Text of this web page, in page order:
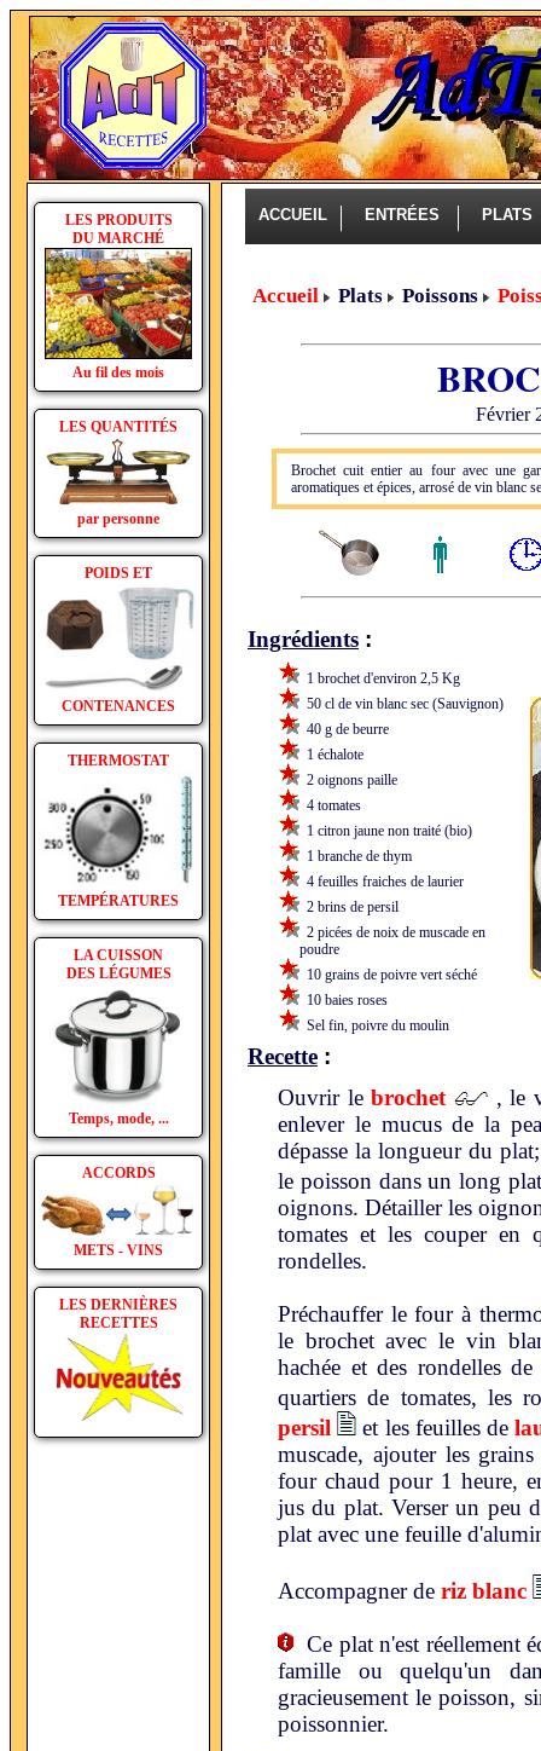
LES PRODUITS
DU MARCHÉ
Au fil des mois
LES QUANTITÉS
par personne
POIDS ET
CONTENANCES
THERMOSTAT
TEMPÉRATURES
LA CUISSON
DES LÉGUMES
Temps, mode, ...
ACCORDS
METS - VINS
LES DERNIÈRES
RECETTES
ACCUEIL ENTRÉES PLATS
Accueil Plats Poissons
Février
Brochet cuit entier au four avec une
aromatiques et épices, arrosé de vin blanc
Ingrédients :
1 brochet d'environ 2,5 Kg
50 cl de vin blanc sec (Sauvignon)
40 g de beurre
1 échalote
2 oignons paille
4 tomates
1 citron jaune non traité (bio)
1 branche de thym
4 feuilles fraiches de laurier
2 brins de persil
2 picées de noix de muscade en
poudre
10 grains de poivre vert séché
10 baies roses
Sel fin, poivre du moulin
Recette :
Ouvrir lebrochet
, le
enlever le mucus de la
dépasse la longueur du
le poisson dans un long
oignons. Détailler les
tomates et les couper en
rondelles.
Préchauffer le four à
le brochet avec le vin
hachée et des rondelles
quartiers de tomates, les
persil
et les feuilles de
muscade, ajouter les
four chaud pour 1 heure,
jus du plat. Verser un peu
plat avec une feuille
Accompagner de riz blanc
Ce plat n'est réellement
famille ou quelqu'un
gracieusement le poisson,
poissonnier.